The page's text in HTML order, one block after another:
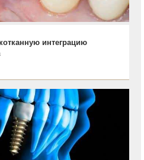
интеграцию